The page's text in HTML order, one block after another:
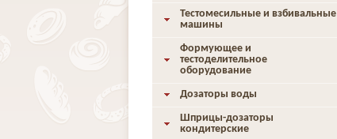
Тестомесильные и взбивальные
машины
Формующее и
тестоделительное
оборудование
Дозаторы воды
Шприцы-дозаторы
кондитерские